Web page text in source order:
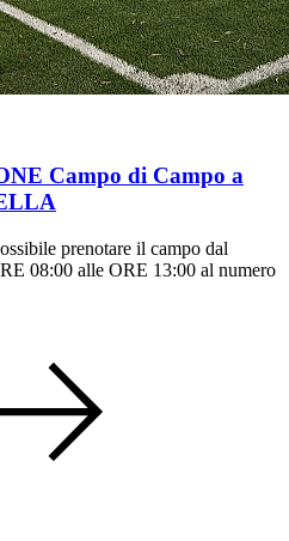
Campo di Campo a
prenotare il campo dal
08:00 alle ORE 13:00 al numero